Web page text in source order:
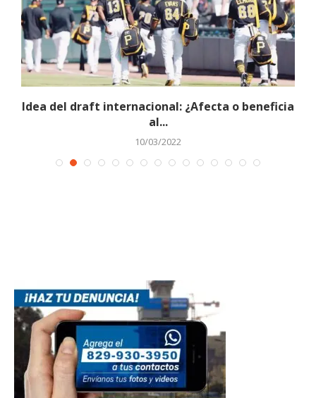
Idea del draft internacional: ¿Afecta o beneficia
al...
10/03/2022